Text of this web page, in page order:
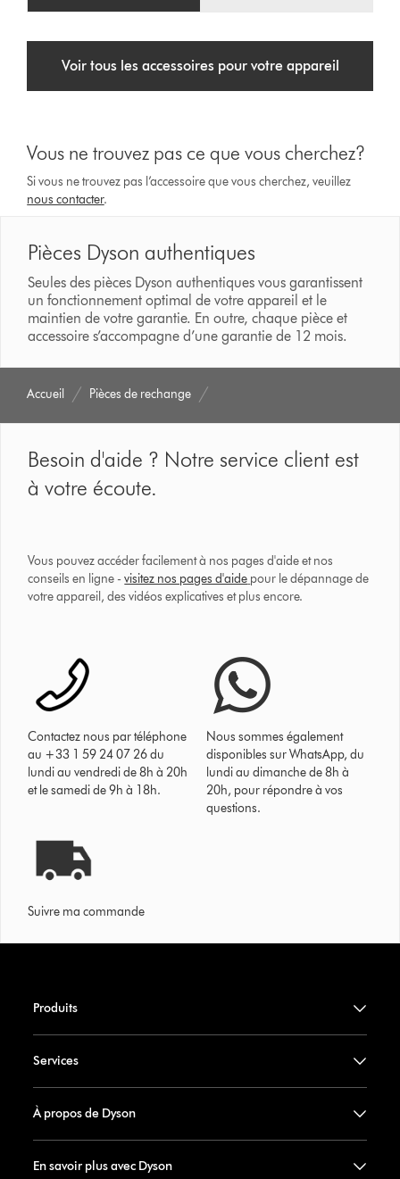
Voir tous les accessoires pour votre appareil
Vous ne trouvez pas ce que vous cherchez?
Si vous ne trouvez pas l’accessoire que vous cherchez, veuillez
nous contacter.
Pièces Dyson authentiques
Seules des pièces Dyson authentiques vous garantissent
un fonctionnement optimal de votre appareil et le
maintien de votre garantie. En outre, chaque pièce et
accessoire s’accompagne d’une garantie de 12 mois.
Accueil Pièces de rechange
Besoin d'aide ? Notre service client est
à votre écoute.
Vous pouvez accéder facilement à nos pages d'aide et nos
conseils en ligne -visitez nos pages d'aide pour le dépannage de
votre appareil, des vidéos explicatives et plus encore.
Contactez nous par téléphone
au +33 1 59 24 07 26 du
lundi au vendredi de 8h à 20h
et le samedi de 9h à 18h.
Nous sommes également
disponibles sur WhatsApp, du
lundi au dimanche de 8h à
20h, pour répondre à vos
questions.
Suivre ma commande
Produits
Services
À propos de Dyson
En savoir plus avec Dyson